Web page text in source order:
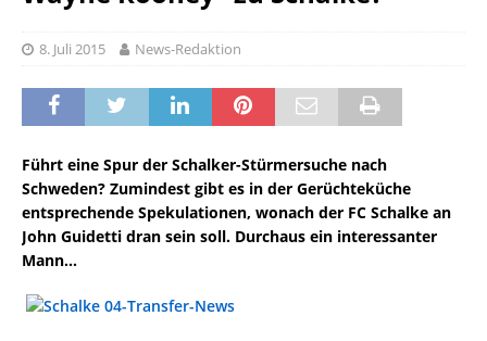
8. Juli 2015 News-Redaktion
Führt eine Spur der Schalker-Stürmersuche nach
Schweden? Zumindest gibt es in der Gerüchteküche
entsprechende Spekulationen, wonach der FC Schalke an
John Guidetti dran sein soll. Durchaus ein interessanter
Mann…